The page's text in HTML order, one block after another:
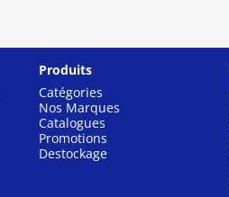
Produits
Catégories
Nos Marques
Catalogues
Promotions
Destockage